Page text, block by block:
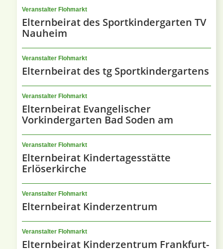
Veranstalter Flohmarkt
Elternbeirat des Sportkindergarten TV
Nauheim
Veranstalter Flohmarkt
Elternbeirat des tg Sportkindergartens
Veranstalter Flohmarkt
Elternbeirat Evangelischer
Vorkindergarten Bad Soden am
Veranstalter Flohmarkt
Elternbeirat Kindertagesstätte
Erlöserkirche
Veranstalter Flohmarkt
Elternbeirat Kinderzentrum
Veranstalter Flohmarkt
Elternbeirat Kinderzentrum Frankfurt-